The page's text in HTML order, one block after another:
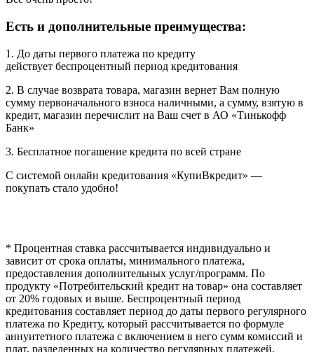
Есть и дополнительные преимущества:
1. До даты первого платежа по кредиту
действует беспроцентный период кредитования
2. В случае возврата товара, магазин вернет Вам полную
сумму первоначального взноса наличными, а сумму, взятую в
кредит, магазин перечислит на Ваш счет в АО «Тинькофф
Банк»
3. Бесплатное погашение кредита по всей стране
С системой онлайн кредитования «КупиВкредит» —
покупать стало удобно!
* Процентная ставка рассчитывается индивидуально и
зависит от срока оплаты, минимального платежа,
предоставления дополнительных услуг/программ. По
продукту «Потребительский кредит на товар» она составляет
от 20% годовых и выше. Беспроцентный период
кредитования составляет период до даты первого регулярного
платежа по Кредиту, который рассчитывается по формуле
аннуитетного платежа с включением в него сумм комиссий и
плат, разделенных на количество регулярных платежей.